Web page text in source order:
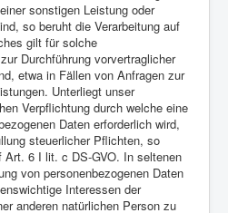
sonstigen Leistung oder
so beruht die Verarbeitung auf
gilt für solche
Durchführung vorvertraglicher
etwa in Fällen von Anfragen zur
Unterliegt unser
Verpflichtung durch welche eine
Daten erforderlich wird,
steuerlicher Pflichten, so
Art. 6 I lit. c DS-GVO. In seltenen
von personenbezogenen Daten
Interessen der
anderen natürlichen Person zu